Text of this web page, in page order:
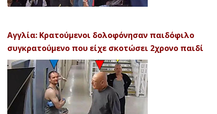
Αγγλία: Κρατούμενοι δολοφόνησαν παιδόφιλο
συγκρατούμενο που είχε σκοτώσει 2χρονο παιδί